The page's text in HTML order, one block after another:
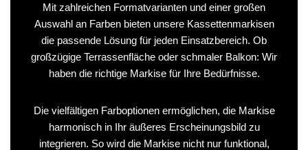
Mit zahlreichen Formatvarianten und einer großen
Auswahl an Farben bieten unsere Kassettenmarkisen
die passende Lösung für jeden Einsatzbereich. Ob
großzügige Terrassenfläche oder schmaler Balkon: Wir
haben die richtige Markise für Ihre Bedürfnisse.
Die vielfältigen Farboptionen ermöglichen, die Markise
harmonisch in Ihr äußeres Erscheinungsbild zu
integrieren. So wird die Markise nicht nur funktional,